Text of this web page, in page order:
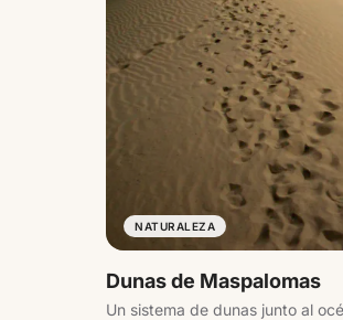
NATURALEZA
Dunas de Maspalomas
Un sistema de dunas junto al